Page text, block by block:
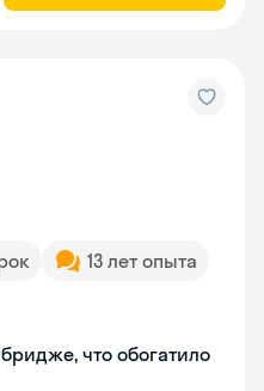
13 лет опыта
что обогатило